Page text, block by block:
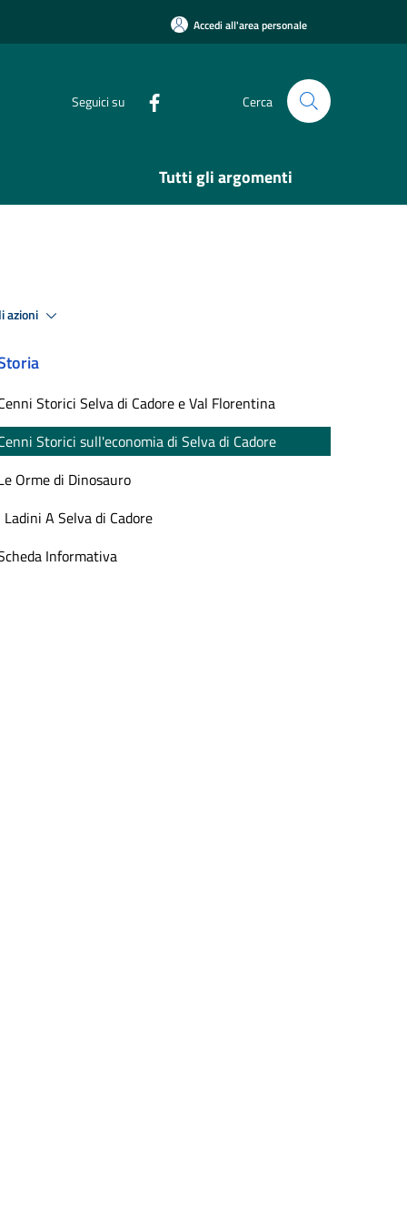
Accedi all'area personale
Seguici su Cerca
Tutti gli argomenti
azioni
Storici Selva di Cadore e Val Florentina
Storici sull'economia di Selva di Cadore
Orme di Dinosauro
Ladini A Selva di Cadore
Informativa